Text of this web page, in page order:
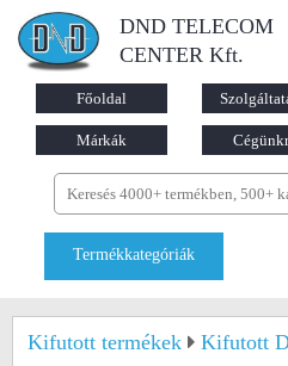
DND TELECOM
CENTER Kft.
Főoldal
Márkák
Termékkategóriák
Kifutott termékek Kifutott